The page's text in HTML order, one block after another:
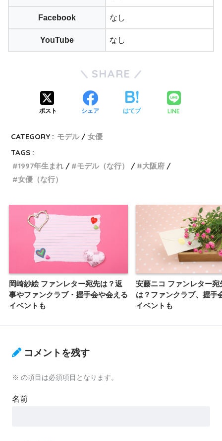
Facebook なし
YouTube なし
SHARE
ポスト シェア はてブ LINE
CATEGORY : モデル
女優
TAGS :
1997年生まれ
モデル（な行）
大阪府
女優（な行）
岡崎紗絵 ファンレター宛先は？返
事やファンクラブ・握手会や会える
イベントも
安藤ニコ ファンレター宛
は？ファンクラブ、握手
イベントも
コメントを残す
※ の項目は必須項目となります。
名前